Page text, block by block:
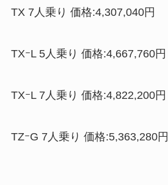
TX 7人乗り 価格:4,307,040円
TXｰL 5人乗り 価格:4,667,760円
TXｰL 7人乗り 価格:4,822,200円
TZｰG 7人乗り 価格:5,363,280円